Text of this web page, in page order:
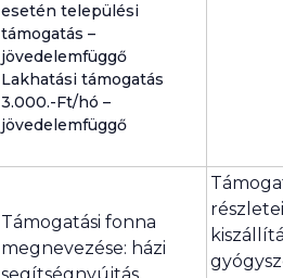
esetén települési
támogatás –
jövedelemfüggő
Lakhatási támogatás
3.000.-Ft/hó –
jövedelemfüggő
Támogatási fonna
megnevezése: házi